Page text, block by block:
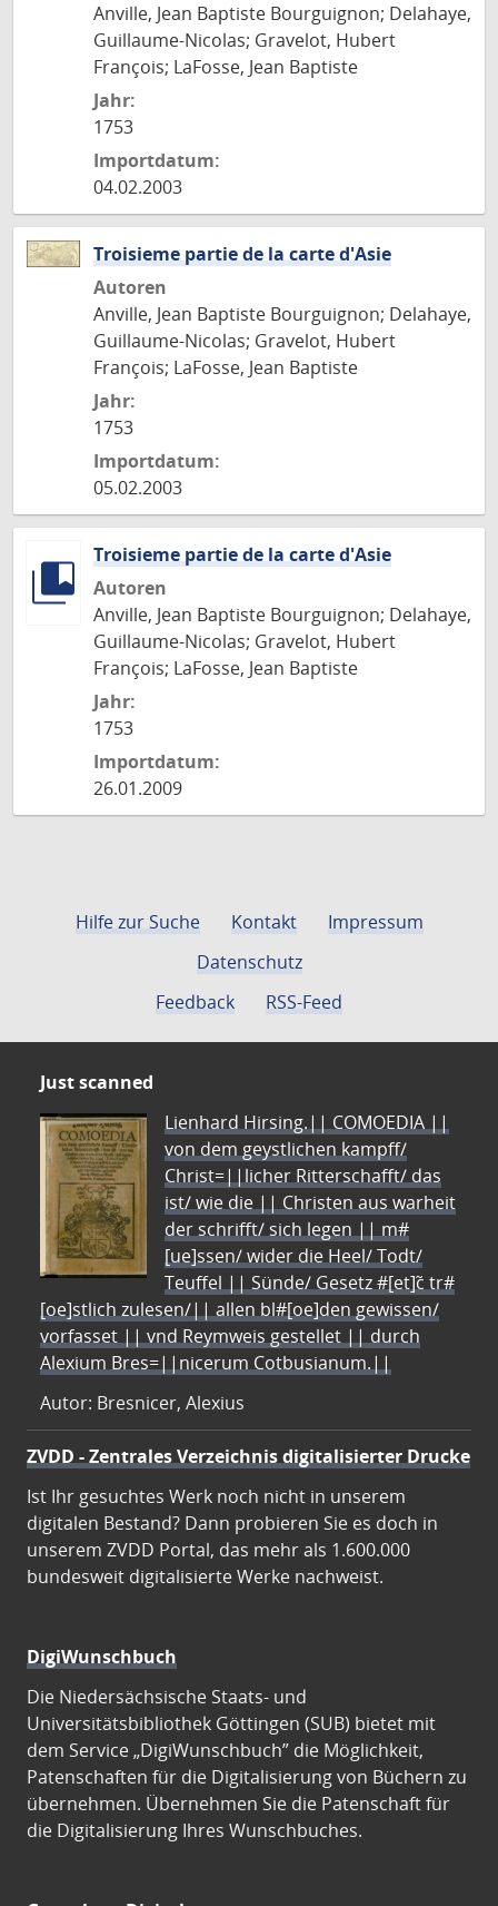
Anville, Jean Baptiste Bourguignon; Delahaye,
Guillaume-Nicolas; Gravelot, Hubert
François; LaFosse, Jean Baptiste
Jahr:
1753
Importdatum:
04.02.2003
Troisieme partie de la carte d'Asie
Autoren
Anville, Jean Baptiste Bourguignon; Delahaye,
Guillaume-Nicolas; Gravelot, Hubert
François; LaFosse, Jean Baptiste
Jahr:
1753
Importdatum:
05.02.2003
Troisieme partie de la carte d'Asie
Autoren
Anville, Jean Baptiste Bourguignon; Delahaye,
Guillaume-Nicolas; Gravelot, Hubert
François; LaFosse, Jean Baptiste
Jahr:
1753
Importdatum:
26.01.2009
Hilfe zur Suche Kontakt
Impressum
Datenschutz
Feedback
RSS-Feed
Just scanned
Lienhard Hirsing.|| COMOEDIA ||
von dem geystlichen kampff/
Christ=||licher Ritterschafft/ das
ist/ wie die || Christen aus warheit
der schrifft/ sich legen || m#
[ue]ssen/ wider die Heel/ Todt/
Teuffel || Sünde/ Gesetz #[et]c̃ tr#
[oe]stlich zulesen/|| allen bl#[oe]den gewissen/
vorfasset || vnd Reymweis gestellet || durch
Alexium Bres=||nicerum Cotbusianum.||
Autor: Bresnicer, Alexius
ZVDD - Zentrales Verzeichnis digitalisierter Drucke
Ist Ihr gesuchtes Werk noch nicht in unserem
digitalen Bestand? Dann probieren Sie es doch in
unserem ZVDD Portal, das mehr als 1.600.000
bundesweit digitalisierte Werke nachweist.
DigiWunschbuch
Die Niedersächsische Staats- und
Universitätsbibliothek Göttingen (SUB) bietet mit
dem Service „DigiWunschbuch” die Möglichkeit,
Patenschaften für die Digitalisierung von Büchern zu
übernehmen. Übernehmen Sie die Patenschaft für
die Digitalisierung Ihres Wunschbuches.